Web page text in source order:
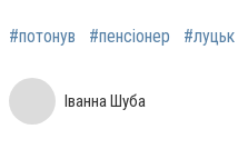
#потонув #пенсіонер #луцьк
Іванна Шуба